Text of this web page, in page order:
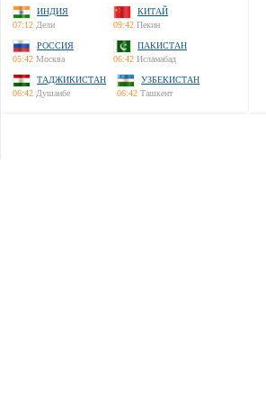
ИНДИЯ
07:12 Дели
КИТАЙ
09:42 Пекин
РОССИЯ
05:42 Москва
ПАКИСТАН
06:42 Исламабад
ТАДЖИКИСТАН
06:42 Душанбе
УЗБЕКИСТАН
06:42 Ташкент